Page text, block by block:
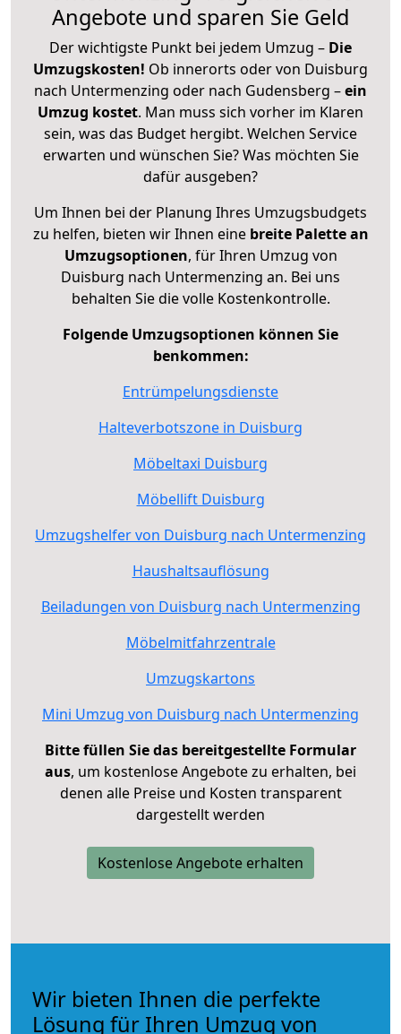
Angebote und sparen Sie Geld
Der wichtigste Punkt bei jedem Umzug – Die
Umzugskosten! Ob innerorts oder von Duisburg
nach Untermenzing oder nach Gudensberg –ein
Umzug kostet. Man muss sich vorher im Klaren
sein, was das Budget hergibt. Welchen Service
erwarten und wünschen Sie? Was möchten Sie
dafür ausgeben?
Um Ihnen bei der Planung Ihres Umzugsbudgets
zu helfen, bieten wir Ihnen eine breite Palette an
Umzugsoptionen, für Ihren Umzug von
Duisburg nach Untermenzing an. Bei uns
behalten Sie die volle Kostenkontrolle.
Folgende Umzugsoptionen können Sie
benkommen:
Entrümpelungsdienste
Halteverbotszone in Duisburg
Möbeltaxi Duisburg
Möbellift Duisburg
Umzugshelfer von Duisburg nach Untermenzing
Haushaltsauflösung
Beiladungen von Duisburg nach Untermenzing
Möbelmitfahrzentrale
Umzugskartons
Mini Umzug von Duisburg nach Untermenzing
Bitte füllen Sie das bereitgestellte Formular
aus, um kostenlose Angebote zu erhalten, bei
denen alle Preise und Kosten transparent
dargestellt werden
Kostenlose Angebote erhalten
Wir bieten Ihnen die perfekte
Lösung für Ihren Umzug von